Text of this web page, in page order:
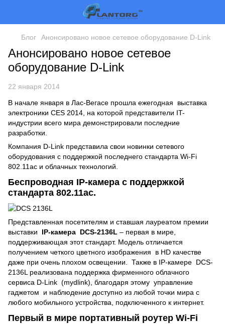
Блог Анонсировано новое сетевое оборудование D-Link
Анонсировано новое сетевое
оборудование D-Link
22 января 2014
В начале января в Лас-Вегасе прошла ежегодная выставка
электроники CES 2014, на которой представители IT-
индустрии всего мира демонстрировали последние
разработки.
Компания D-Link представила свои новинки сетевого
оборудования с поддержкой последнего стандарта Wi-Fi
802.11ac и облачных технологий.
Беспроводная IP-камера с поддержкой
стандарта 802.11ac.
Представленная посетителям и ставшая лауреатом премии
выставки IP-камера DCS-2136L – первая в мире,
поддерживающая этот стандарт. Модель отличается
получением четкого цветного изображения в HD качестве
даже при очень плохом освещении. Также в IP-камере DCS-
2136L реализована поддержка фирменного облачного
сервиса D-Link (mydlink), благодаря этому управление
гаджетом и наблюдение доступно из любой точки мира с
любого мобильного устройства, подключенного к интернет.
Первый в мире портативный роутер Wi-Fi